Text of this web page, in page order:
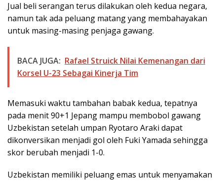
Jual beli serangan terus dilakukan oleh kedua negara,
namun tak ada peluang matang yang membahayakan
untuk masing-masing penjaga gawang.
BACA JUGA: Rafael Struick Nilai Kemenangan dari
Korsel U-23 Sebagai Kinerja Tim
Memasuki waktu tambahan babak kedua, tepatnya
pada menit 90+1 Jepang mampu membobol gawang
Uzbekistan setelah umpan Ryotaro Araki dapat
dikonversikan menjadi gol oleh Fuki Yamada sehingga
skor berubah menjadi 1-0.
Uzbekistan memiliki peluang emas untuk menyamakan